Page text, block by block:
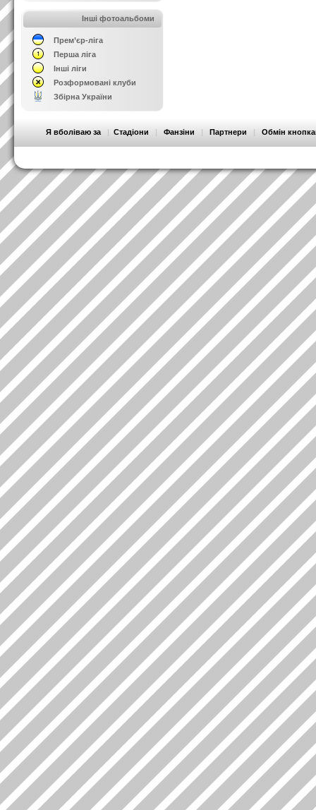
Інші фотоальбоми
Прем’єр-ліга
Перша ліга
Інші ліги
Розформовані клуби
Збірна України
Я вболіваю за | Стадіони | Фанзіни | Партнери | Обмін